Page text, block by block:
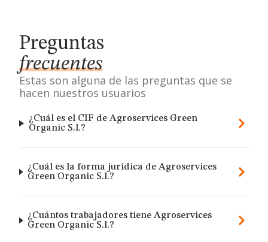
Preguntas
frecuentes
Estas son alguna de las preguntas que se
hacen nuestros usuarios
¿Cuál es el CIF de Agroservices Green
Organic S.l.?
¿Cuál es la forma jurídica de Agroservices
Green Organic S.l.?
¿Cuántos trabajadores tiene Agroservices
Green Organic S.l.?